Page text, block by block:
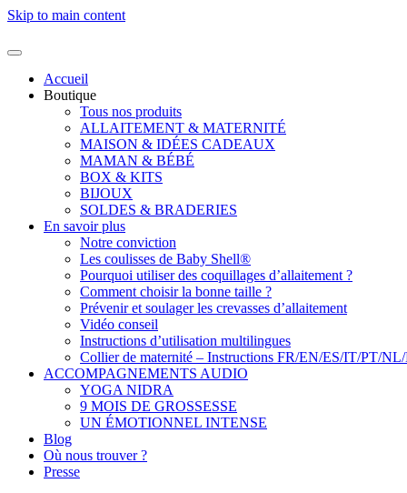
Skip to main content
Accueil
Boutique
Tous nos produits
ALLAITEMENT & MATERNITÉ
MAISON & IDÉES CADEAUX
MAMAN & BÉBÉ
BOX & KITS
BIJOUX
SOLDES & BRADERIES
En savoir plus
Notre conviction
Les coulisses de Baby Shell®
Pourquoi utiliser des coquillages d’allaitement ?
Comment choisir la bonne taille ?
Prévenir et soulager les crevasses d’allaitement
Vidéo conseil
Instructions d’utilisation multilingues
Collier de maternité – Instructions FR/EN/ES/IT/PT/
ACCOMPAGNEMENTS AUDIO
YOGA NIDRA
9 MOIS DE GROSSESSE
UN ÉMOTIONNEL INTENSE
Blog
Où nous trouver ?
Presse